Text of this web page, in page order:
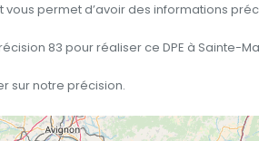
vous permet d’avoir des informations
83 pour réaliser ce DPE à Sainte-
sur notre précision.